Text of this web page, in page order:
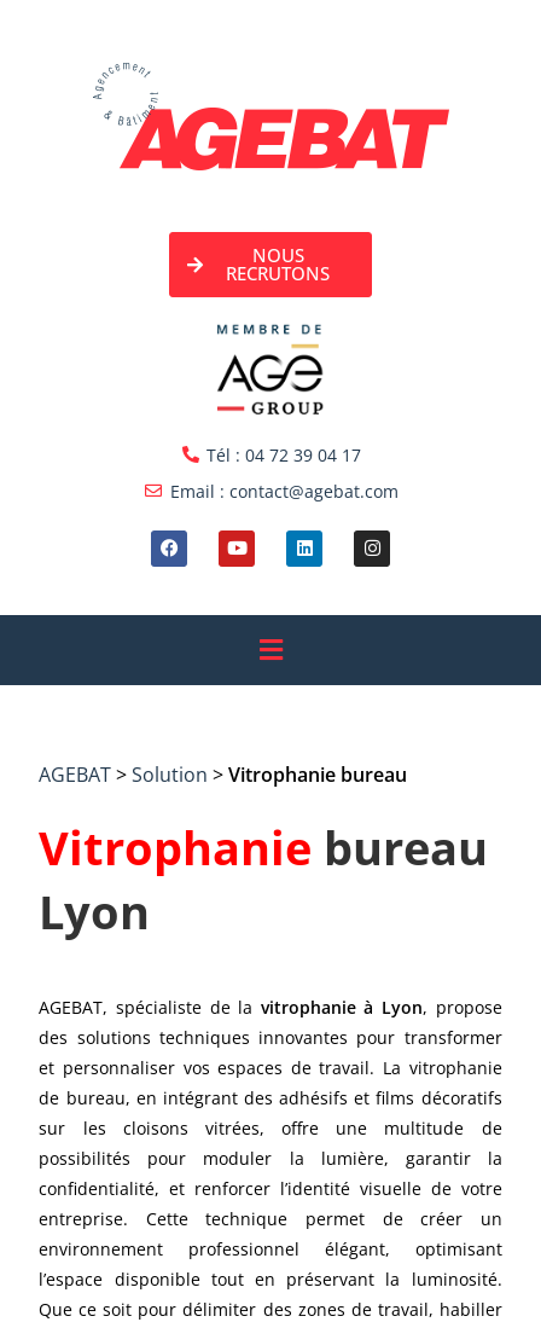
NOUS
RECRUTONS
Tél : 04 72 39 04 17
Email : contact@agebat.com
AGEBAT>Solution >Vitrophanie bureau
Vitrophanie bureau
Lyon
AGEBAT, spécialiste de la vitrophanie à Lyon, propose
des solutions techniques innovantes pour transformer
et personnaliser vos espaces de travail. La vitrophanie
de bureau, en intégrant des adhésifs et films décoratifs
sur les cloisons vitrées, offre une multitude de
possibilités pour moduler la lumière, garantir la
confidentialité, et renforcer l’identité visuelle de votre
entreprise. Cette technique permet de créer un
environnement professionnel élégant, optimisant
l’espace disponible tout en préservant la luminosité.
Que ce soit pour délimiter des zones de travail, habiller